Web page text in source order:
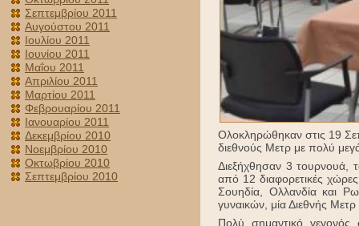
Σεπτεμβρίου 2011
Αυγούστου 2011
Ιουλίου 2011
Ιουνίου 2011
Μαΐου 2011
Απριλίου 2011
Μαρτίου 2011
Φεβρουαρίου 2011
Ιανουαρίου 2011
Δεκεμβρίου 2010
Νοεμβρίου 2010
Οκτωβρίου 2010
Σεπτεμβρίου 2010
Ολοκληρώθηκαν στις 19
διεθνούς Μετρ με πολύ
Διεξήχθησαν 3 τουρνουά,
από 12 διαφορετικές
Σουηδία, Ολλανδία και
γυναικών, μία Διεθνής
Πολύ σημαντικό γεγονός